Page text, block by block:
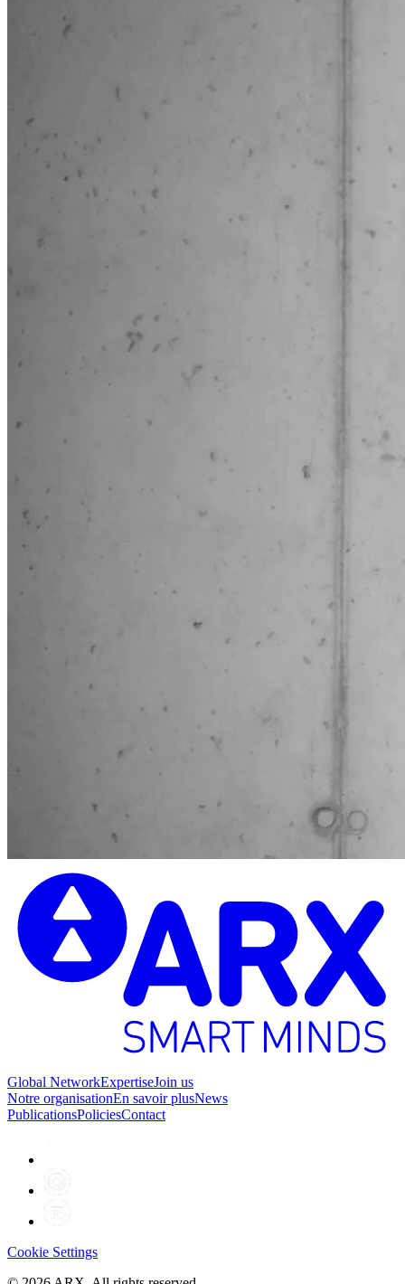
Global NetworkExpertiseJoin us
Notre organisationEn savoir plusNews
PublicationsPoliciesContact
Cookie Settings